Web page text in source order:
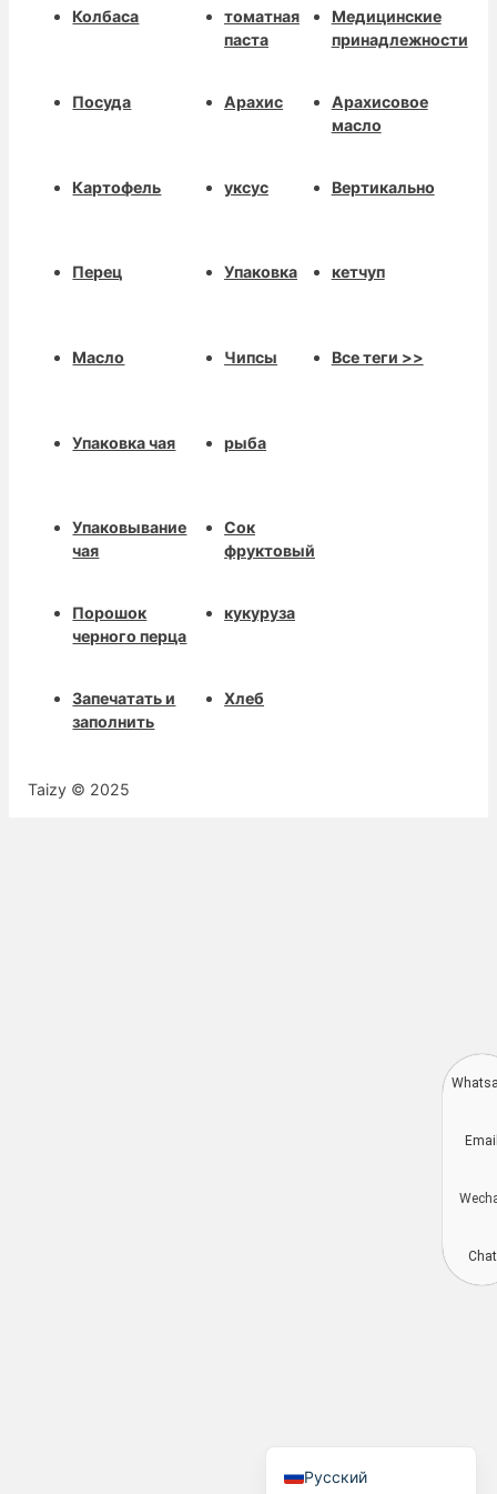
Колбаса
Посуда
Картофель
Перец
Масло
Упаковка чая
Упаковывание
чая
Порошок
черного перца
Запечатать и
заполнить
томатная
паста
Арахис
уксус
Упаковка
Чипсы
рыба
Сок
фруктовый
кукуруза
Хлеб
Медицинские
принадлежности
Арахисовое
масло
Вертикально
кетчуп
Все теги >>
Taizy © 2025
Русский
Chat